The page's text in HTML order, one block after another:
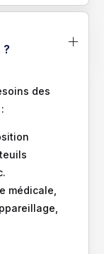
des
médicale,